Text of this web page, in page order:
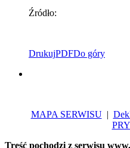
Źródło:
DrukujPDFDo góry
MAPA SERWISU|
Treść pochodzi z serwisu